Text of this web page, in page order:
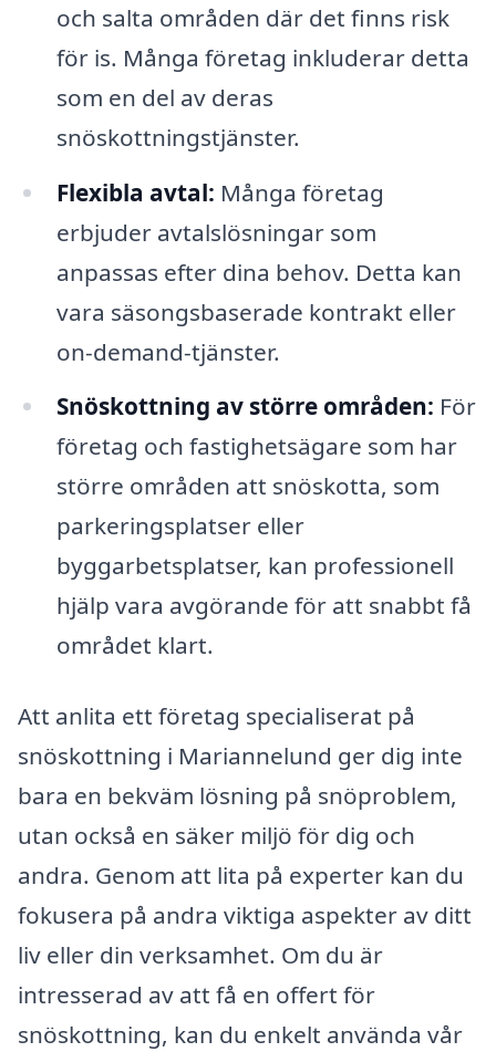
och salta områden där det finns risk
för is. Många företag inkluderar detta
som en del av deras
snöskottningstjänster.
Flexibla avtal: Många företag
erbjuder avtalslösningar som
anpassas efter dina behov. Detta kan
vara säsongsbaserade kontrakt eller
on-demand-tjänster.
Snöskottning av större områden: För
företag och fastighetsägare som har
större områden att snöskotta, som
parkeringsplatser eller
byggarbetsplatser, kan professionell
hjälp vara avgörande för att snabbt få
området klart.
Att anlita ett företag specialiserat på
snöskottning i Mariannelund ger dig inte
bara en bekväm lösning på snöproblem,
utan också en säker miljö för dig och
andra. Genom att lita på experter kan du
fokusera på andra viktiga aspekter av ditt
liv eller din verksamhet. Om du är
intresserad av att få en offert för
snöskottning, kan du enkelt använda vår